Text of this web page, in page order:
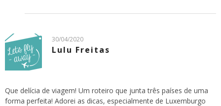
30/04/2020
Lulu Freitas
Que delícia de viagem! Um roteiro que junta três países de uma
forma perfeita! Adorei as dicas, especialmente de Luxemburgo